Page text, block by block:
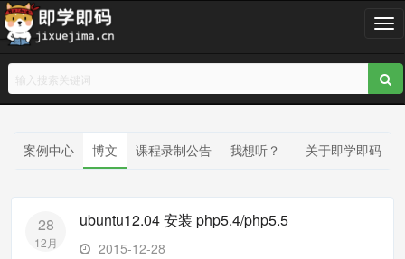
T
g
g
l
案例中心 博文 课程录制公告 我想听？ 关于即学即码
28
12月
ubuntu12.04 安装 php5.4/php5.5
2015-12-28